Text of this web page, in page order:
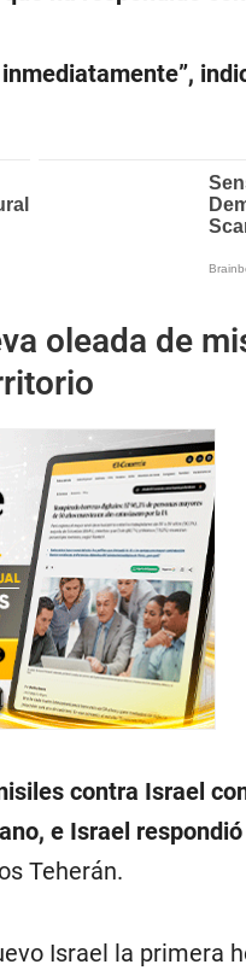
oleada de
contra Israel
e Israel
Teherán.
Israel la primera